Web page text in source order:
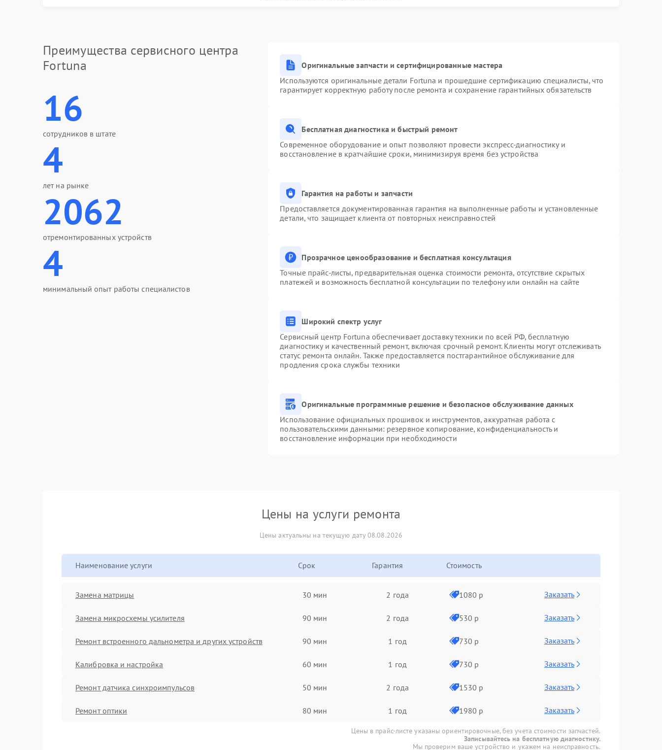
Преимущества сервисного центра
Fortuna
16
сотрудников в штате
4
лет на рынке
2062
отремонтированных устройств
4
минимальный опыт работы специалистов
Оригинальные запчасти и сертифицированные мастера
Используются оригинальные детали Fortuna и прошедшие сертификацию специалисты, что
гарантирует корректную работу после ремонта и сохранение гарантийных обязательств
Бесплатная диагностика и быстрый ремонт
Современное оборудование и опыт позволяют провести экспресс-диагностику и
восстановление в кратчайшие сроки, минимизируя время без устройства
Гарантия на работы и запчасти
Предоставляется документированная гарантия на выполненные работы и установленные
детали, что защищает клиента от повторных неисправностей
Прозрачное ценообразование и бесплатная консультация
Точные прайс-листы, предварительная оценка стоимости ремонта, отсутствие скрытых
платежей и возможность бесплатной консультации по телефону или онлайн на сайте
Широкий спектр услуг
Сервисный центр Fortuna обеспечивает доставку техники по всей РФ, бесплатную
диагностику и качественный ремонт, включая срочный ремонт. Клиенты могут отслеживать
статус ремонта онлайн. Также предоставляется постгарантийное обслуживание для
продления срока службы техники
Оригинальные программные решение и безопасное обслуживание данных
Использование официальных прошивок и инструментов, аккуратная работа с
пользовательскими данными: резервное копирование, конфиденциальность и
восстановление информации при необходимости
Цены на услуги ремонта
Цены актуальны на текущую дату 08.08.2026
Наименование услуги Срок Гарантия Стоимость
Замена матрицы 30 мин 2 года 1080 р Заказать
Замена микросхемы усилителя 90 мин 2 года 530 р Заказать
Ремонт встроенного дальнометра и других устройств 90 мин 1 год 730 р Заказать
Калибровка и настройка 60 мин 1 год 730 р Заказать
Ремонт датчика синхроимпульсов 50 мин 2 года 1530 р Заказать
Ремонт оптики 80 мин 1 год 1980 р Заказать
Цены в прайс-листе указаны ориентировочные, без учета стоимости запчастей.
Записывайтесь на бесплатную диагностику.
Мы проверим ваше устройство и укажем на неисправность.